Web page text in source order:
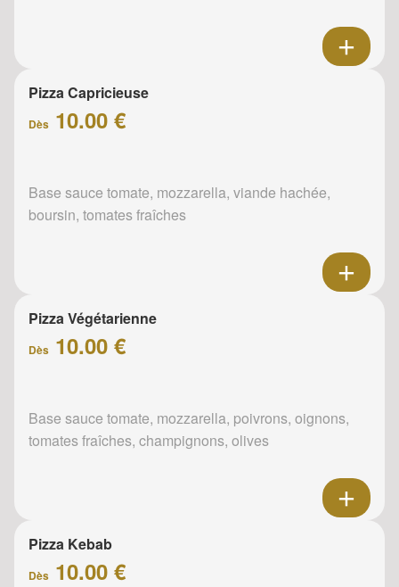
Pizza Capricieuse
Dès 10.00 €
Base sauce tomate, mozzarella, viande hachée,
boursin, tomates fraîches
Pizza Végétarienne
Dès 10.00 €
Base sauce tomate, mozzarella, poivrons, oignons,
tomates fraîches, champignons, olives
Pizza Kebab
Dès 10.00 €